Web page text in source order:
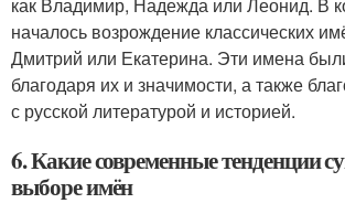
началось возрождение классических
Дмитрий или Екатерина. Эти имена
благодаря их и значимости, а также
с русской литературой и историей.
6. Какие современные тенденции
выборе имён